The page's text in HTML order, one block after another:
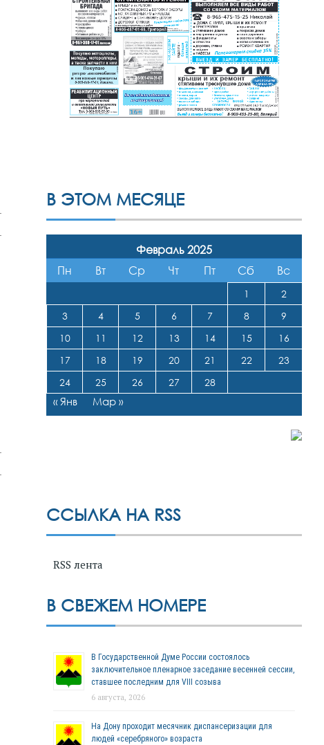
В ЭТОМ МЕСЯЦЕ
Февраль 2025
Пн
Вт Ср Чт Пт Сб Вс
1
2
3
4 5 6 7 8
9
10
11 12 13 14 15
16
17
18 19 20 21 22
23
24
25 26 27 28
« Янв Мар »
ССЫЛКА НА RSS
RSS лента
В СВЕЖЕМ НОМЕРЕ
В Государственной Думе России состоялось
заключительное пленарное заседание весенней сессии,
ставшее последним для VIII созыва
6 августа, 2026
На Дону проходит месячник диспансеризации для
людей «серебряного» возраста